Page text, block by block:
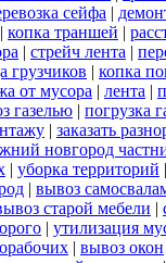
сейфа |
| копка траншей |
| стрейч лента |
грузчиков | копка
от мусора | лента |
газелью | погрузка
| заказать
новгород
| уборка территорий
| вывоз
старой мебели |
| утилизация
| вывоз окон